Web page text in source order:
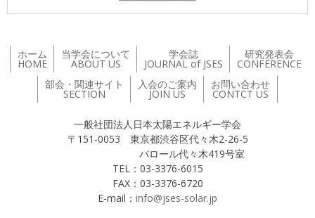
ホーム
HOME
当学会について
ABOUT US
学会誌
JOURNAL of JSES
研究発表会
CONFERENCE
部会・関連サイト
SECTION
入会のご案内
JOIN US
お問い合わせ
CONTCT US
一般社団法人日本太陽エネルギー学会
〒151-0053 東京都渋谷区代々木2-26-5
バロール代々木419号室
TEL：03-3376-6015
FAX：03-3376-6720
E-mail： info@jses-solar.jp